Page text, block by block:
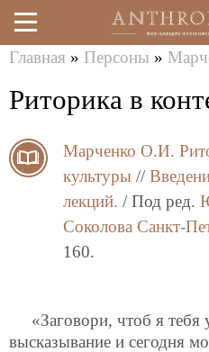
Перейти
к
здесь
Главная » Персоны »
Риторика в
Марченко О.И.
культуры //
лекций. / Под ред.
Соколова Санкт-
160.
«Заговори, чтоб я
высказывание и сегодня